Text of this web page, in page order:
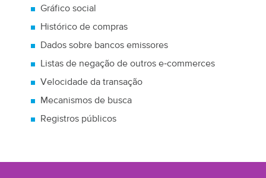
Gráfico social
Histórico de compras
Dados sobre bancos emissores
Listas de negação de outros e‑commerces
Velocidade da transação
Mecanismos de busca
Registros públicos